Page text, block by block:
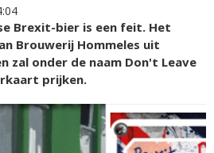
Brexit-bier is een feit. Het
Brouwerij Hommeles uit
zal onder de naam Don't Leave
prijken.